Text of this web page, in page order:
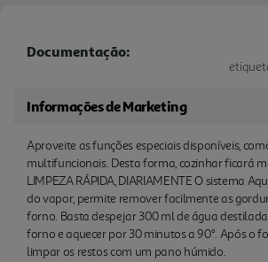
Documentação:
Informações de Marketing
Aproveite as funções especiais disponíveis,
multifuncionais. Desta forma, cozinhar ficará
LIMPEZA RÁPIDA, DIARIAMENTE O sistema
do vapor, permite remover facilmente as
forno. Basta despejar 300 ml de água
forno e aquecer por 30 minutos a 90°. Após o
limpar os restos com um pano húmido.